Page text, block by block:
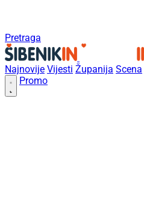
Pretraga
Najnovije Vijesti Županija Scena
Promo